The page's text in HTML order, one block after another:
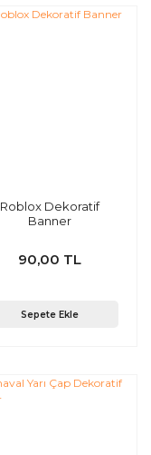
Roblox Dekoratif
Banner
90,00 TL
Sepete Ekle